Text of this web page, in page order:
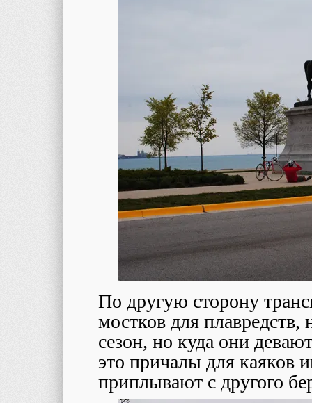
По другую сторону
мостков для
сезон, но куда они
это причалы для каяков
приплывают с другого